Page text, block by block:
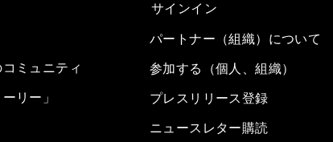
ミュニティ
リー」
サインイン
パートナー（組織）について
参加する（個人、組織）
プレスリリース登録
ニュースレター購読